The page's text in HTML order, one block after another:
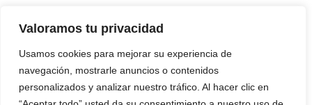
Valoramos tu privacidad
Usamos cookies para mejorar su experiencia de
navegación, mostrarle anuncios o contenidos
personalizados y analizar nuestro tráfico. Al hacer clic en